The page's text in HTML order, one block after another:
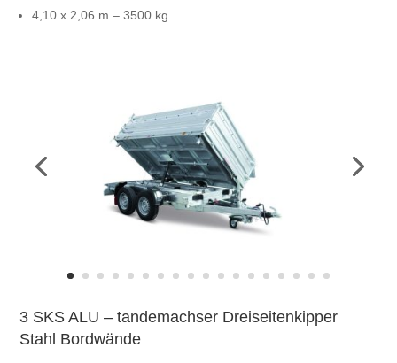
4,10 x 2,06 m – 3500 kg
3 SKS ALU – tandemachser Dreiseitenkipper
Stahl Bordwände